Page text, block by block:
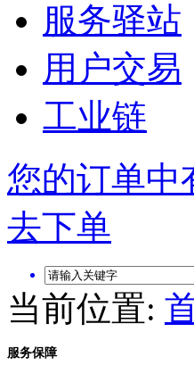
服务驿站
用户交易
工业链
您的订单中
去下单
当前位置:
服务保障